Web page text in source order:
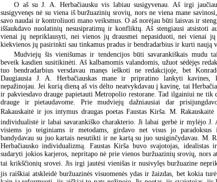
O aš su J. A. Herbačiausku vis labiau susigyvenau. Aš irgi
susigyvenęs nė su viena iš buržuazinių srovių, nors ne viena mane
savo naudai ir kontroliuoti mano veiksmus. O aš norėjau būti laisvas ir
iššaukdavo nuolatinių nesusipratimų ir konfliktų. Aš stengiausi atsistoti
vienai jų nepriklausyti, nei vienos jų drausmei nepasiduoti, nei vienai
kiekvienos jų pasirinkti sau tinkamus pradus ir bendradarbius ir kurti naują
Mudviejų šis vienišumas ir tendencijos būti savarankiškais mudu
beveik kasdien susitikinėti. Aš kalbamomis valandomis, užuot sėdėjęs
tuo bendradarbius versdavau manęs ieškoti ne redakcijoje, bet
Daugiausia J. A. Herbačiauskas mane ir pripratino lankyti kavines,
nepažinojau. Jei kurią dieną aš vis dėlto neatvykdavau į kavinę, tai
ir pakviesdavo drauge papietauti Metropolio restorane. Tad ilgainiui ne tik
drauge ir pietaudavome. Prie mudviejų dažniausiai dar
Rakauskaitė ir jos intymus draugas poetas Faustas Kirša. M.
individualistė ir labai savarankiško charakterio. Ji labai gerbė ir mylėjo J.
visiems jo teiginiams ir metodams, girdavo net visus jo paradoksus
bandydavau su juo kartais nesutikti ir ne kartą su juo susiginčydavau. M.
Herbačiausko individualizmą. Faustas Kirša buvo svajotojas, idealistas
sudaryti jokios karjeros, nepritapo nė prie vienos buržuazinių srovių, nors
tai krikščionių srovei. Jis irgi jautėsi vienišas ir nusivylęs buržuazine
jis raiškiai atskleidė buržuazinės visuomenės ydas ir žaizdas, bet kokia